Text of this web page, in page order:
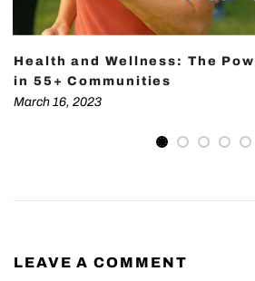
Health and Wellness: The
in 55+ Communities
March 16, 2023
LEAVE A COMMENT